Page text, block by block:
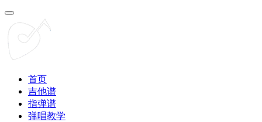
首页
吉他谱
指弹谱
弹唱教学